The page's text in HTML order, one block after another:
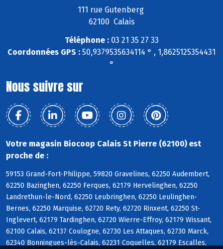
111 rue Gutenberg
62100 Calais
Téléphone :03 21 35 27 33
Coordonnées GPS : 50,9379535634114 ° , 1,8625125354431
°
Nous suivre sur
Votre magasin Biocoop Calais St Pierre (62100) est
proche de :
59153 Grand-Fort-Philippe, 59820 Gravelines, 62250 Audembert,
62250 Bazinghen, 62250 Ferques, 62179 Hervelinghen, 62250
Landrethun-le-Nord, 62250 Leubringhen, 62250 Leulinghen-
Bernes, 62250 Marquise, 62720 Rety, 62720 Rinxent, 62250 St-
Inglevert, 62179 Tardinghen, 62720 Wierre-Effroy, 62179 Wissant,
62100 Calais, 62137 Coulogne, 62730 Les Attaques, 62730 Marck,
62340 Bonningues-lès-Calais, 62231 Coquelles, 62179 Escalles,